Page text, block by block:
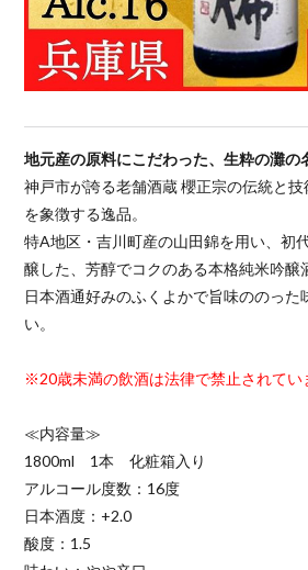
地元産の原料にこだわった、生粋の灘の
神戸市が誇る老舗酒蔵 櫻正宗の伝統と
を象徴する逸品。
特A地区・吉川町産の山田錦を用い、初
醸した、芳醇でコクのある本格純米吟醸
日本酒通好みのふくよかで旨味ののった
い。
※20歳未満の飲酒は法律で禁止されてい
≪内容量≫
1800ml 1本 化粧箱入り
アルコール度数：16度
日本酒度：+2.0
酸度：1.5